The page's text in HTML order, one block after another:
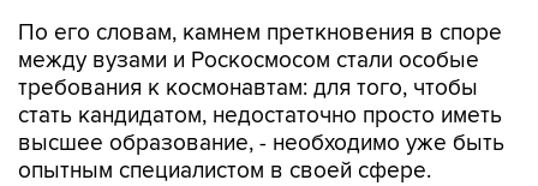
По его словам, камнем преткновения в споре
между вузами и Роскосмосом стали особые
требования к космонавтам: для того, чтобы
стать кандидатом, недостаточно просто иметь
высшее образование, - необходимо уже быть
опытным специалистом в своей сфере.